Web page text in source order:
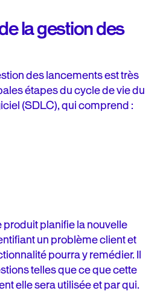
la gestion des
des lancements est très
étapes du cycle de vie du
(SDLC), qui comprend :
planifie la nouvelle
un problème client et
pourra y remédier. Il
telles que ce que cette
elle sera utilisée et par qui.